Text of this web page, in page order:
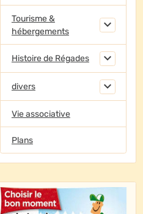
Tourisme &
hébergements
Histoire de Régades
divers
Vie associative
Plans